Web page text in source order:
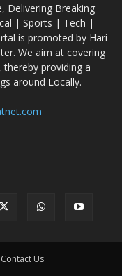
Delivering Breaking
| Sports | Tech |
is promoted by Hari
We aim at covering
providing a
around Locally.
Contact Us